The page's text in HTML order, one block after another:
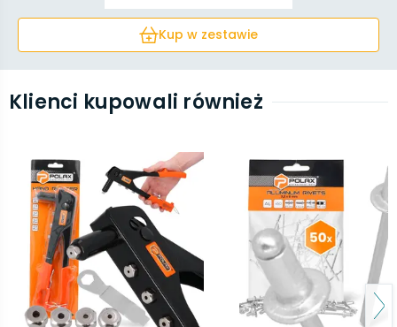
Kup w zestawie
Klienci kupowali również